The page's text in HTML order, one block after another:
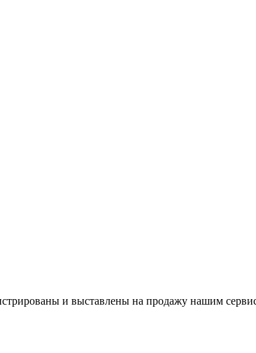
и выставлены на продажу нашим